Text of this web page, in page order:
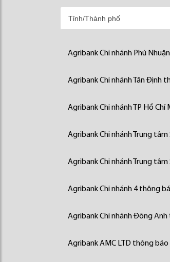
Agribank Chi nhánh Phú
Agribank Chi nhánh Tân Định
Agribank Chi nhánh TP Hồ
Agribank Chi nhánh Trung
Agribank Chi nhánh Trung
Agribank Chi nhánh 4 thông
Agribank Chi nhánh Đông
Agribank AMC LTD thông báo